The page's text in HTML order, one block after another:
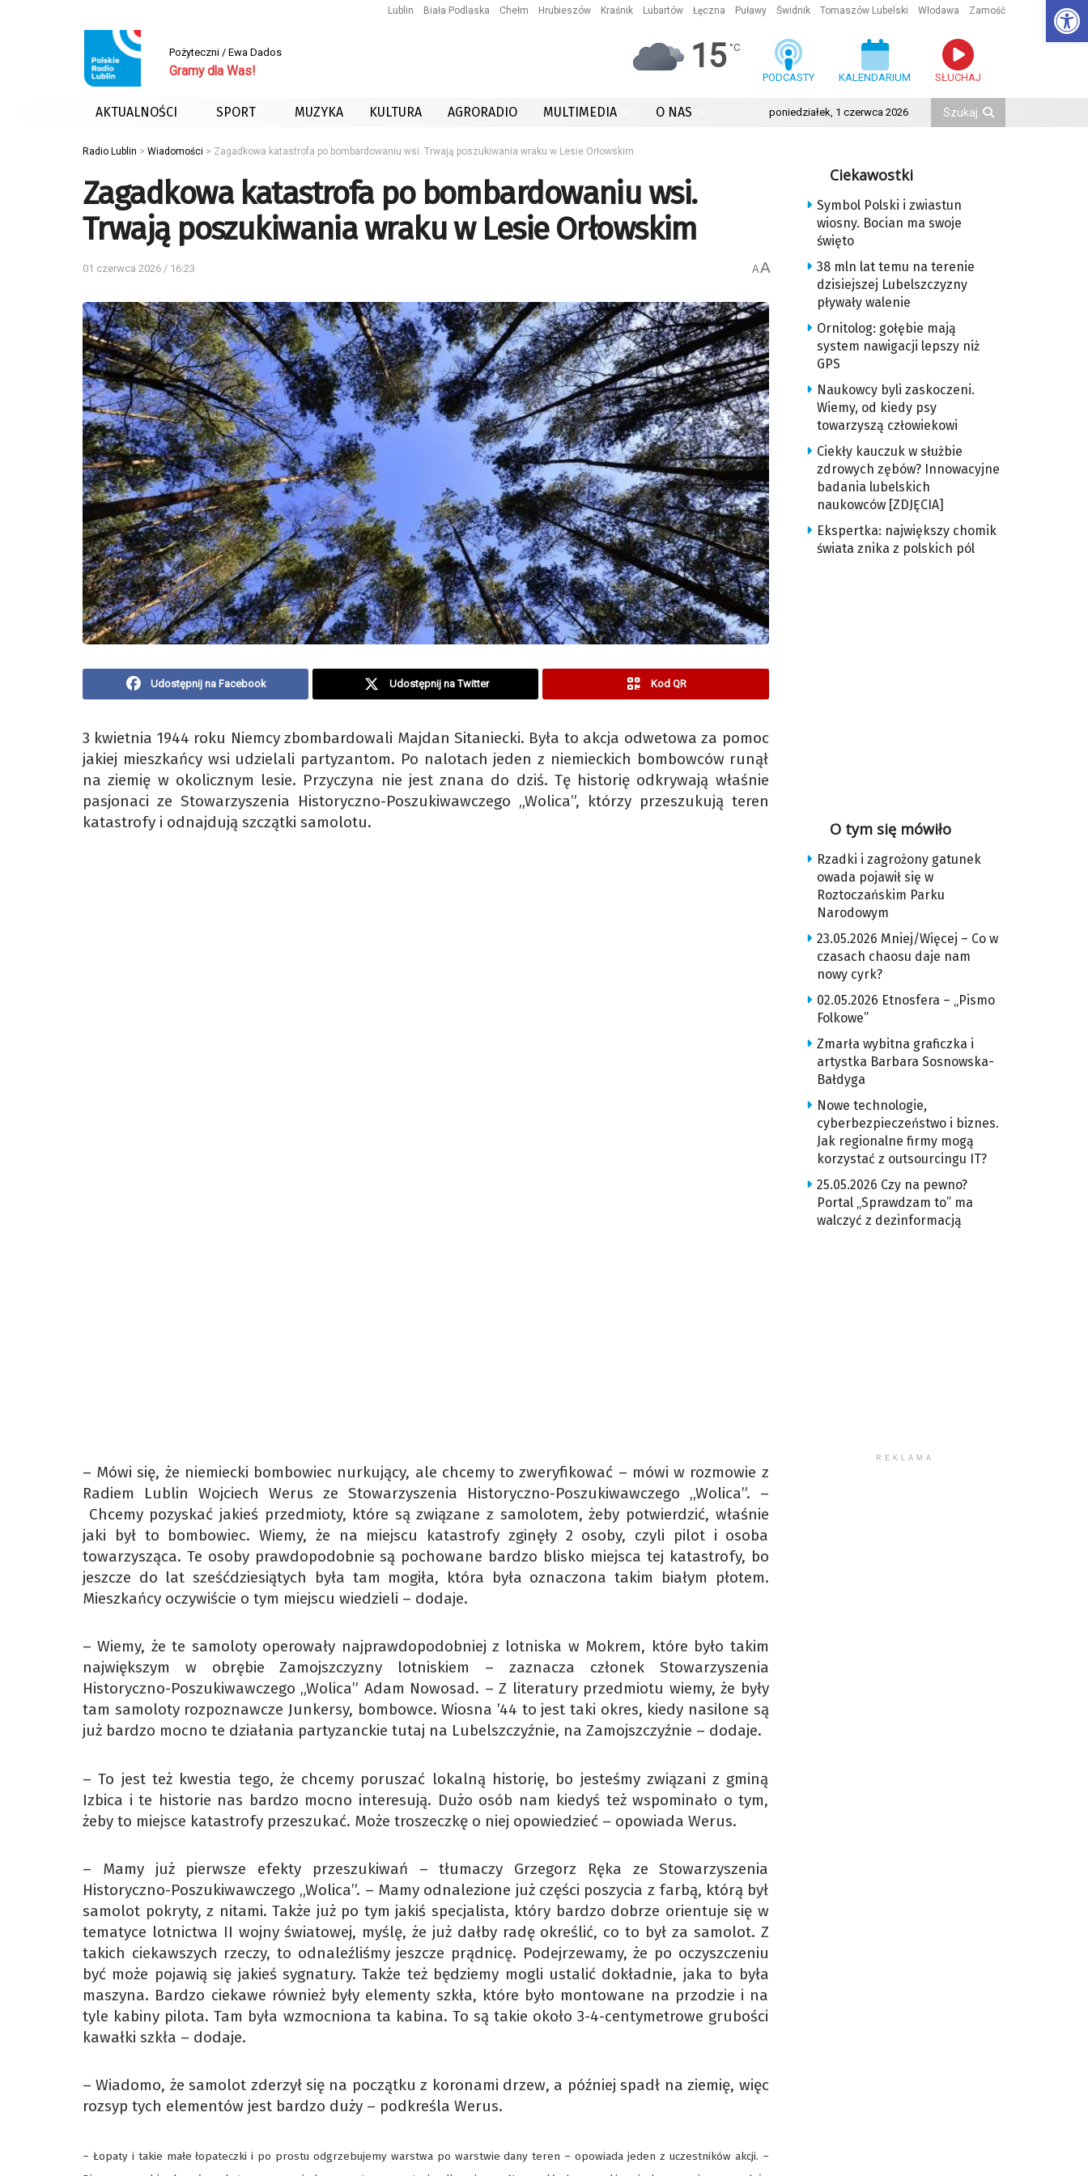
Lublin Biała Podlaska Chełm Hrubieszów Kraśnik Lubartów Łęczna Puławy Świdnik Tomaszów Lubelski Włodawa Zamość
Pożyteczni / Ewa Dados
Gramy dla Was! 15 °C
PODCASTY KALENDARIUM SŁUCHAJ
AKTUALNOŚCI SPORT MUZYKA KULTURA AGRORADIO MULTIMEDIA O NAS poniedziałek, 1 czerwca 2026
Radio Lublin > Wiadomości > Zagadkowa katastrofa po bombardowaniu wsi. Trwają poszukiwania wraku w Lesie Orłowskim
Zagadkowa katastrofa po bombardowaniu wsi.
Trwają poszukiwania wraku w Lesie Orłowskim
01 czerwca 2026 / 16:23 AA
Udostępnij na Facebook Udostępnij na Twitter Kod QR
3 kwietnia 1944 roku Niemcy zbombardowali Majdan Sitaniecki. Była to akcja odwetowa za pomoc
jakiej mieszkańcy wsi udzielali partyzantom. Po nalotach jeden z niemieckich bombowców runął
na ziemię w okolicznym lesie. Przyczyna nie jest znana do dziś. Tę historię odkrywają właśnie
pasjonaci ze Stowarzyszenia Historyczno-Poszukiwawczego „Wolica”, którzy przeszukują teren
katastrofy i odnajdują szczątki samolotu.
– Mówi się, że niemiecki bombowiec nurkujący, ale chcemy to zweryfikować – mówi w rozmowie z
Radiem Lublin Wojciech Werus ze Stowarzyszenia Historyczno-Poszukiwawczego „Wolica”. –
Chcemy pozyskać jakieś przedmioty, które są związane z samolotem, żeby potwierdzić, właśnie
jaki był to bombowiec. Wiemy, że na miejscu katastrofy zginęły 2 osoby, czyli pilot i osoba
towarzysząca. Te osoby prawdopodobnie są pochowane bardzo blisko miejsca tej katastrofy, bo
jeszcze do lat sześćdziesiątych była tam mogiła, która była oznaczona takim białym płotem.
Mieszkańcy oczywiście o tym miejscu wiedzieli – dodaje.
– Wiemy, że te samoloty operowały najprawdopodobniej z lotniska w Mokrem, które było takim
największym w obrębie Zamojszczyzny lotniskiem – zaznacza członek Stowarzyszenia
Historyczno-Poszukiwawczego „Wolica” Adam Nowosad. – Z literatury przedmiotu wiemy, że były
tam samoloty rozpoznawcze Junkersy, bombowce. Wiosna ’44 to jest taki okres, kiedy nasilone są
już bardzo mocno te działania partyzanckie tutaj na Lubelszczyźnie, na Zamojszczyźnie – dodaje.
– To jest też kwestia tego, że chcemy poruszać lokalną historię, bo jesteśmy związani z gminą
Izbica i te historie nas bardzo mocno interesują. Dużo osób nam kiedyś też wspominało o tym,
żeby to miejsce katastrofy przeszukać. Może troszeczkę o niej opowiedzieć – opowiada Werus.
– Mamy już pierwsze efekty przeszukiwań – tłumaczy Grzegorz Ręka ze Stowarzyszenia
Historyczno-Poszukiwawczego „Wolica”. – Mamy odnalezione już części poszycia z farbą, którą był
samolot pokryty, z nitami. Także już po tym jakiś specjalista, który bardzo dobrze orientuje się w
tematyce lotnictwa II wojny światowej, myślę, że już dałby radę określić, co to był za samolot. Z
takich ciekawszych rzeczy, to odnaleźliśmy jeszcze prądnicę. Podejrzewamy, że po oczyszczeniu
być może pojawią się jakieś sygnatury. Także też będziemy mogli ustalić dokładnie, jaka to była
maszyna. Bardzo ciekawe również były elementy szkła, które było montowane na przodzie i na
tyle kabiny pilota. Tam była wzmocniona ta kabina. To są takie około 3-4-centymetrowe grubości
kawałki szkła – dodaje.
– Wiadomo, że samolot zderzył się na początku z koronami drzew, a później spadł na ziemię, więc
rozsyp tych elementów jest bardzo duży – podkreśla Werus.
– Łopaty i takie małe łopateczki i po prostu odgrzebujemy warstwa po warstwie dany teren – opowiada jeden z uczestników akcji. –
Ciekawostki
Symbol Polski i zwiastun
wiosny. Bocian ma swoje
święto
38 mln lat temu na terenie
dzisiejszej Lubelszczyzny
pływały walenie
Ornitolog: gołębie mają
system nawigacji lepszy niż
GPS
Naukowcy byli zaskoczeni.
Wiemy, od kiedy psy
towarzyszą człowiekowi
Ciekły kauczuk w służbie
zdrowych zębów? Innowacyjne
badania lubelskich
naukowców [ZDJĘCIA]
Ekspertka: największy chomik
świata znika z polskich pól
O tym się mówiło
Rzadki i zagrożony gatunek
owada pojawił się w
Roztoczańskim Parku
Narodowym
23.05.2026 Mniej/Więcej – Co w
czasach chaosu daje nam
nowy cyrk?
02.05.2026 Etnosfera – „Pismo
Folkowe”
Zmarła wybitna graficzka i
artystka Barbara Sosnowska-
Bałdyga
Nowe technologie,
cyberbezpieczeństwo i biznes.
Jak regionalne firmy mogą
korzystać z outsourcingu IT?
25.05.2026 Czy na pewno?
Portal „Sprawdzam to” ma
walczyć z dezinformacją
REKLAMA